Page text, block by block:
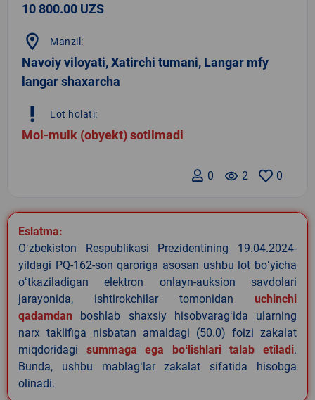
10 800.00 UZS
location_on Manzil:
Navoiy viloyati, Xatirchi tumani, Langar mfy
langar shaxarcha
priority_high Lot holati:
Mol-mulk (obyekt) sotilmadi
0
remove_red_eye 2
0
Eslatma:
Oʻzbekiston Respublikasi Prezidentining 19.04.2024-
yildagi PQ-162-son qaroriga asosan ushbu lot boʻyicha
oʻtkaziladigan elektron onlayn-auksion savdolari
jarayonida, ishtirokchilar tomonidan uchinchi
qadamdan boshlab shaxsiy hisobvaragʻida ularning
narx taklifiga nisbatan amaldagi (50.0) foizi zakalat
miqdoridagi summaga ega boʻlishlari talab etiladi.
Bunda, ushbu mablagʻlar zakalat sifatida hisobga
olinadi.